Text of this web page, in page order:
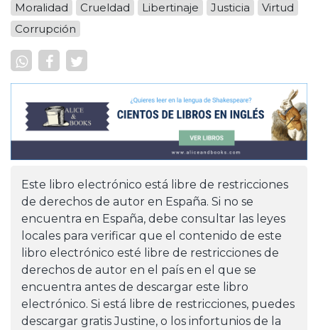
Moralidad Crueldad Libertinaje Justicia
Virtud
Corrupción
Este libro electrónico está libre de restricciones
de derechos de autor en España. Si no se
encuentra en España, debe consultar las leyes
locales para verificar que el contenido de este
libro electrónico esté libre de restricciones de
derechos de autor en el país en el que se
encuentra antes de descargar este libro
electrónico. Si está libre de restricciones, puedes
descargar gratis Justine, o los infortunios de la